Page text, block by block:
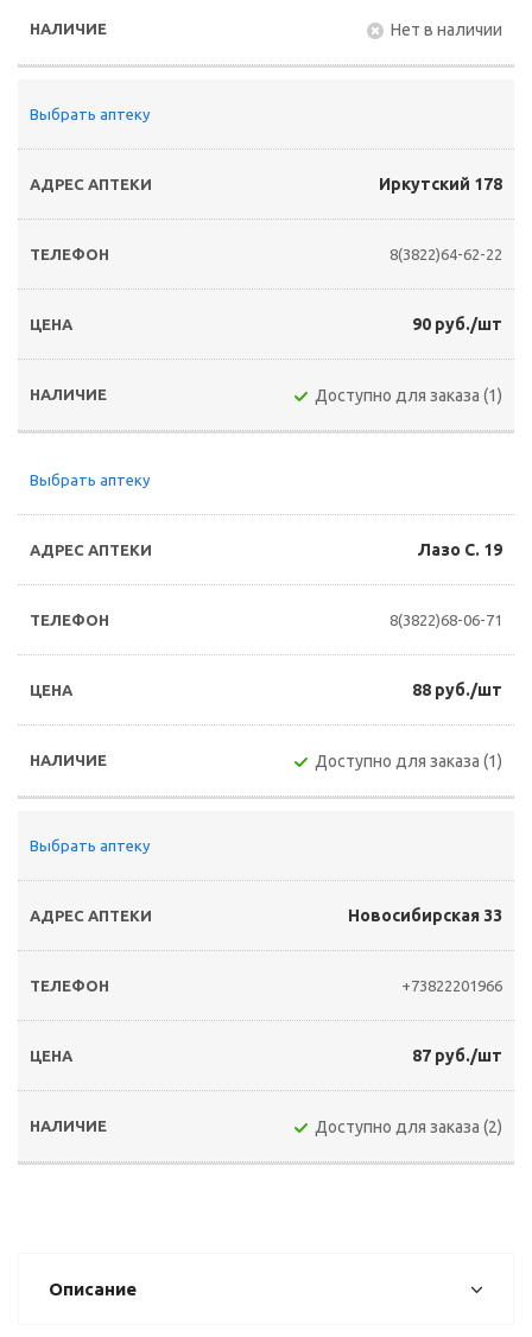
Нет в наличии
Выбрать аптеку
Иркутский 178
8(3822)64-62-22
90 руб./шт
Доступно для заказа (1)
Выбрать аптеку
Лазо С. 19
8(3822)68-06-71
88 руб./шт
Доступно для заказа (1)
Выбрать аптеку
Новосибирская 33
+73822201966
87 руб./шт
Доступно для заказа (2)
Описание